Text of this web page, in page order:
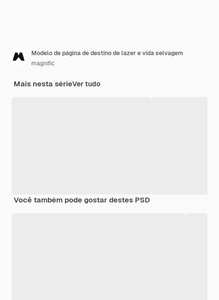
Modelo de página de destino de lazer e vida selvagem
magnific
Mais nesta sérieVer tudo
Você também pode gostar destes PSD